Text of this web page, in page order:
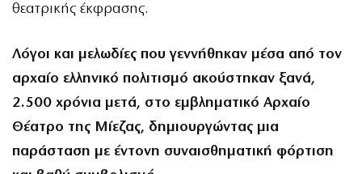
θεατρικής έκφρασης.
Λόγοι και μελωδίες που γεννήθηκαν μέσα από τον
αρχαίο ελληνικό πολιτισμό ακούστηκαν ξανά,
2.500 χρόνια μετά, στο εμβληματικό Αρχαίο
Θέατρο της Μίεζας, δημιουργώντας μια
παράσταση με έντονη συναισθηματική φόρτιση